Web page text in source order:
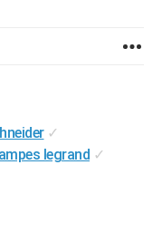
✓
legrand ✓